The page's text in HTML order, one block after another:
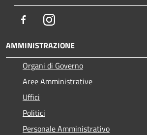
FacebookInstagram
AMMINISTRAZIONE
Organi di Governo
Aree Amministrative
Uffici
Politici
Personale Amministrativo